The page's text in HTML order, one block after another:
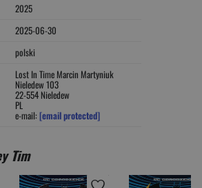
2025
2025-06-30
polski
Lost In Time Marcin Martyniuk
Nieledew 103
22-554 Nieledew
PL
e-mail: [email protected]
Tim